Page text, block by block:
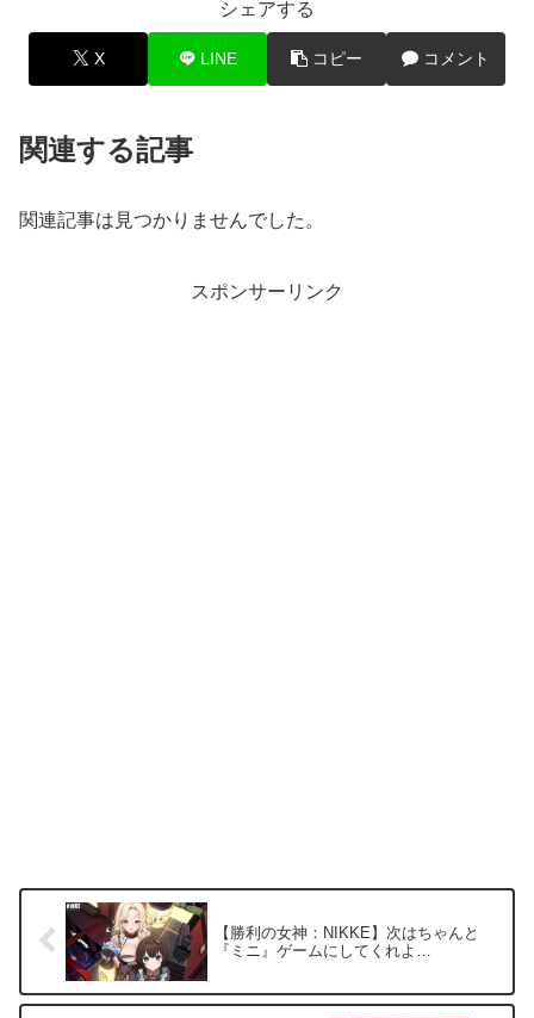
シェアする
X LINE コピー コメント
関連する記事
関連記事は見つかりませんでした。
スポンサーリンク
【勝利の女神：NIKKE】次はちゃんと
『ミニ』ゲームにしてくれよ…